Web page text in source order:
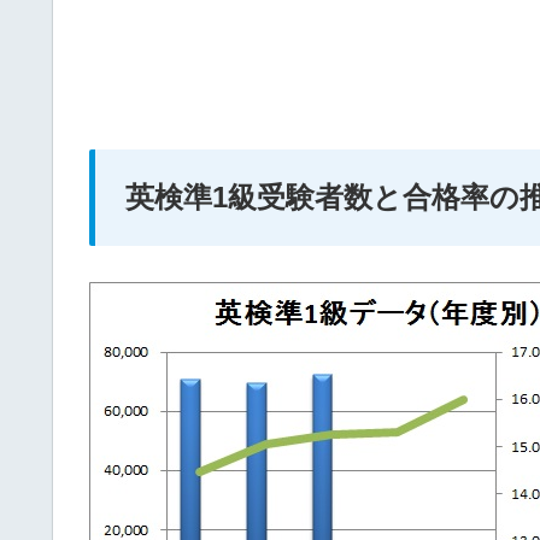
英検準1級受験者数と合格率の